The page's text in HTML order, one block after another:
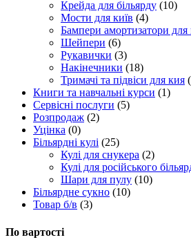
Крейда для більярду (10)
Мости для київ (4)
Бампери амортизатори для
Шейпери (6)
Рукавички (3)
Накінечники (18)
Тримачі та підвіси для кия
Книги та навчальні курси (1)
Сервісні послуги (5)
Розпродаж (2)
Уцінка (0)
Більярдні кулі (25)
Кулі для снукера (2)
Кулі для російського
Шари для пулу (10)
Більярдне сукно (10)
Товар б/в (3)
По вартості